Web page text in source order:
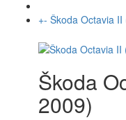
+- Škoda Octavia
Škoda
2009)